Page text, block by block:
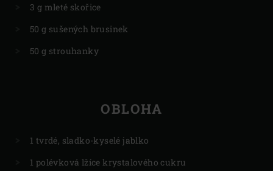
3 g mleté skořice
50 g sušených brusinek
50 g strouhanky
OBLOHA
1 tvrdé, sladko-kyselé jablko
1 polévková lžíce krystalového cukru